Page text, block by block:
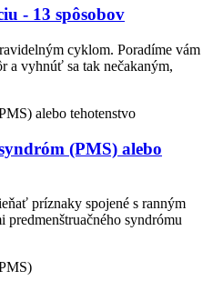
- 13 spôsobov
cyklom. Poradíme vám
a vyhnúť sa tak nečakaným,
(PMS) alebo
príznaky spojené s ranným
predmenštruačného syndrómu